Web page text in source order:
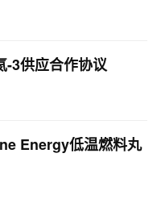
-3供应合作协议
Energy低温燃料丸